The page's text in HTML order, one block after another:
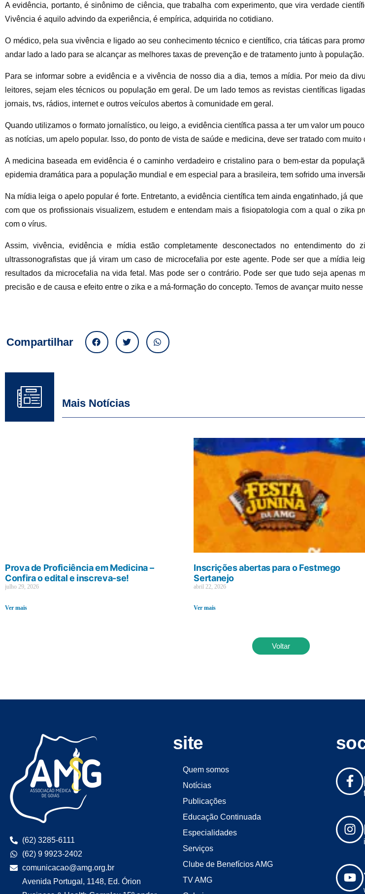
A evidência, portanto, é sinônimo de ciência, que trabalha com experimento, que vira verdade
Vivência é aquilo advindo da experiência, é empírica, adquirida no cotidiano.
O médico, pela sua vivência e ligado ao seu conhecimento técnico e científico, cria táticas para
andar lado a lado para se alcançar as melhores taxas de prevenção e de tratamento junto à população.
Para se informar sobre a evidência e a vivência de nosso dia a dia, temos a mídia. Por meio da
leitores, sejam eles técnicos ou população em geral. De um lado temos as revistas científicas
jornais, tvs, rádios, internet e outros veículos abertos à comunidade em geral.
Quando utilizamos o formato jornalístico, ou leigo, a evidência científica passa a ter um valor um
as notícias, um apelo popular. Isso, do ponto de vista de saúde e medicina, deve ser tratado com muito
A medicina baseada em evidência é o caminho verdadeiro e cristalino para o bem-estar da
epidemia dramática para a população mundial e em especial para a brasileira, tem sofrido uma
Na mídia leiga o apelo popular é forte. Entretanto, a evidência científica tem ainda engatinhado, já
com que os profissionais visualizem, estudem e entendam mais a fisiopatologia com a qual o zika
com o vírus.
Assim, vivência, evidência e mídia estão completamente desconectados no entendimento do
ultrassonografistas que já viram um caso de microcefalia por este agente. Pode ser que a mídia
resultados da microcefalia na vida fetal. Mas pode ser o contrário. Pode ser que tudo seja apenas
precisão e de causa e efeito entre o zika e a má-formação do concepto. Temos de avançar muito
Compartilhar
Mais Notícias
Prova de Proficiência em Medicina –
Confira o edital e inscreva-se!
julho 29, 2026
Ver mais
Inscrições abertas para o Festmego
Sertanejo
abril 22, 2026
Ver mais
Voltar
(62) 3285-6111
(62) 9 9923-2402
comunicacao@amg.org.br
Avenida Portugal, 1148, Ed. Órion
site
Quem somos
Notícias
Publicações
Educação Continuada
Especialidades
Serviços
Clube de Benefícios AMG
TV AMG